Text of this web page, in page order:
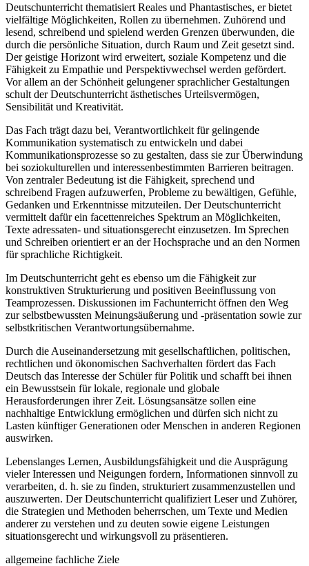
Deutschunterricht thematisiert Reales und Phantastisches, er bietet
vielfältige Möglichkeiten, Rollen zu übernehmen. Zuhörend und
lesend, schreibend und spielend werden Grenzen überwunden, die
durch die persönliche Situation, durch Raum und Zeit gesetzt sind.
Der geistige Horizont wird erweitert, soziale Kompetenz und die
Fähigkeit zu Empathie und Perspektivwechsel werden gefördert.
Vor allem an der Schönheit gelungener sprachlicher Gestaltungen
schult der Deutschunterricht ästhetisches Urteilsvermögen,
Sensibilität und Kreativität.
Das Fach trägt dazu bei, Verantwortlichkeit für gelingende
Kommunikation systematisch zu entwickeln und dabei
Kommunikationsprozesse so zu gestalten, dass sie zur Überwindung
bei soziokulturellen und interessenbestimmten Barrieren beitragen.
Von zentraler Bedeutung ist die Fähigkeit, sprechend und
schreibend Fragen aufzuwerfen, Probleme zu bewältigen, Gefühle,
Gedanken und Erkenntnisse mitzuteilen. Der Deutschunterricht
vermittelt dafür ein facettenreiches Spektrum an Möglichkeiten,
Texte adressaten- und situationsgerecht einzusetzen. Im Sprechen
und Schreiben orientiert er an der Hochsprache und an den Normen
für sprachliche Richtigkeit.
Im Deutschunterricht geht es ebenso um die Fähigkeit zur
konstruktiven Strukturierung und positiven Beeinflussung von
Teamprozessen. Diskussionen im Fachunterricht öffnen den Weg
zur selbstbewussten Meinungsäußerung und -präsentation sowie zur
selbstkritischen Verantwortungsübernahme.
Durch die Auseinandersetzung mit gesellschaftlichen, politischen,
rechtlichen und ökonomischen Sachverhalten fördert das Fach
Deutsch das Interesse der Schüler für Politik und schafft bei ihnen
ein Bewusstsein für lokale, regionale und globale
Herausforderungen ihrer Zeit. Lösungsansätze sollen eine
nachhaltige Entwicklung ermöglichen und dürfen sich nicht zu
Lasten künftiger Generationen oder Menschen in anderen Regionen
auswirken.
Lebenslanges Lernen, Ausbildungsfähigkeit und die Ausprägung
vieler Interessen und Neigungen fordern, Informationen sinnvoll zu
verarbeiten, d. h. sie zu finden, strukturiert zusammenzustellen und
auszuwerten. Der Deutschunterricht qualifiziert Leser und Zuhörer,
die Strategien und Methoden beherrschen, um Texte und Medien
anderer zu verstehen und zu deuten sowie eigene Leistungen
situationsgerecht und wirkungsvoll zu präsentieren.
allgemeine fachliche Ziele